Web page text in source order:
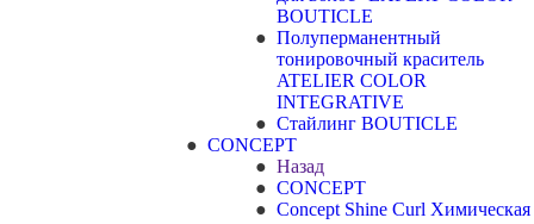
BOUTICLE
Полуперманентный
тонировочный краситель
ATELIER COLOR
INTEGRATIVE
Стайлинг BOUTICLE
CONCEPT
Назад
CONCEPT
Concept Shine Curl Химическая